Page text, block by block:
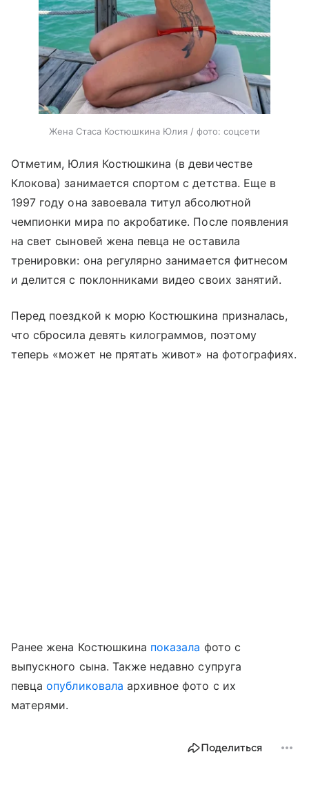
Жена Стаса Костюшкина Юлия / фото: соцсети
Отметим, Юлия Костюшкина (в девичестве
Клокова) занимается спортом с детства. Еще в
1997 году она завоевала титул абсолютной
чемпионки мира по акробатике. После появления
на свет сыновей жена певца не оставила
тренировки: она регулярно занимается фитнесом
и делится с поклонниками видео своих занятий.
Перед поездкой к морю Костюшкина призналась,
что сбросила девять килограммов, поэтому
теперь «может не прятать живот» на фотографиях.
Ранее жена Костюшкина показала фото с
выпускного сына. Также недавно супруга
певцаопубликовала архивное фото с их
матерями.
Поделиться